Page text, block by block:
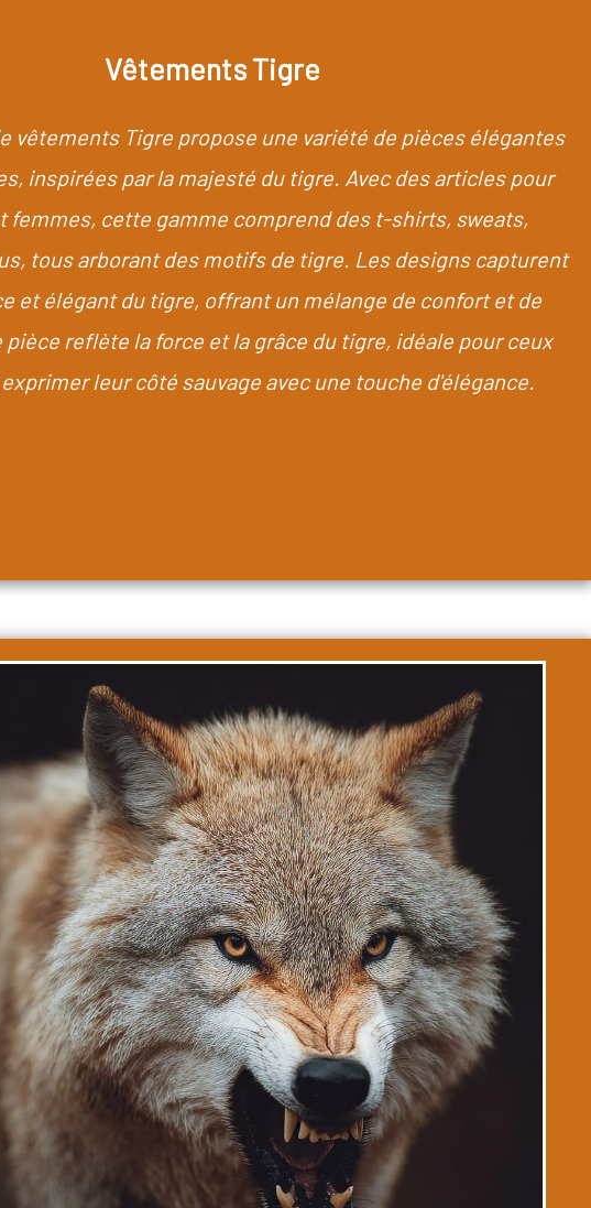
Vêtements Tigre
vêtements Tigre propose une variété de pièces élégantes
inspirées par la majesté du tigre. Avec des articles pour
femmes, cette gamme comprend des t-shirts, sweats,
tous arborant des motifs de tigre. Les designs capturent
et élégant du tigre, offrant un mélange de confort et de
pièce reflète la force et la grâce du tigre, idéale pour ceux
leur côté sauvage avec une touche d'élégance.